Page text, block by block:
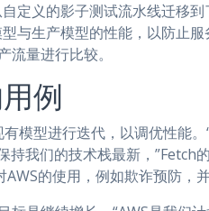
定义的影子测试流水线迁移
与生产模型的性能，以防止服
量进行比较。
例
模型进行迭代，以调优性能
我们的技术栈最新，”Fetch
的使用，例如欺诈预防，并